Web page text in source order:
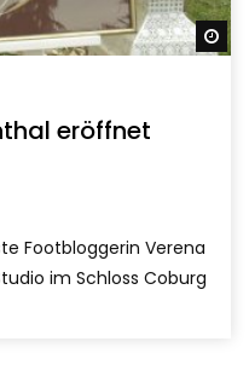
eröffnet
Footbloggerin Verena
im Schloss Coburg